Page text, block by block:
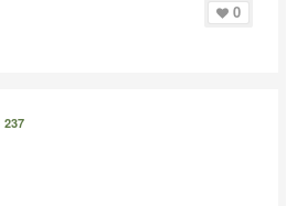
0
237